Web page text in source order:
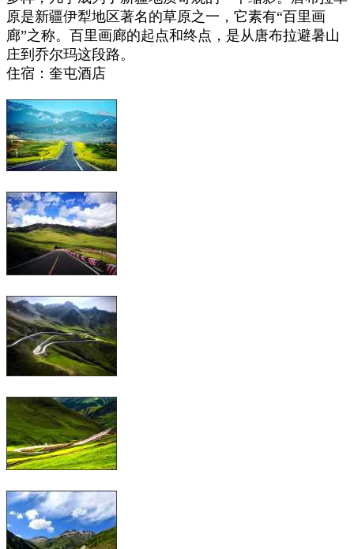
原是新疆伊犁地区著名的草原之一，它素有“百里画
廊”之称。百里画廊的起点和终点，是从唐布拉避暑山
庄到乔尔玛这段路。
住宿：奎屯酒店